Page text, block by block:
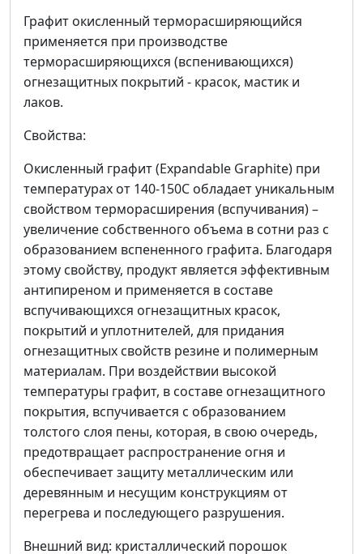
Графит окисленный терморасширяющийся
применяется при производстве
терморасширяющихся (вспенивающихся)
огнезащитных покрытий - красок, мастик и
лаков.
Свойства:
Окисленный графит (Expandable Graphite) при
температурах от 140-150С обладает уникальным
свойством терморасширения (вспучивания) –
увеличение собственного объема в сотни раз с
образованием вспененного графита. Благодаря
этому свойству, продукт является эффективным
антипиреном и применяется в составе
вспучивающихся огнезащитных красок,
покрытий и уплотнителей, для придания
огнезащитных свойств резине и полимерным
материалам. При воздействии высокой
температуры графит, в составе огнезащитного
покрытия, вспучивается с образованием
толстого слоя пены, которая, в свою очередь,
предотвращает распространение огня и
обеспечивает защиту металлическим или
деревянным и несущим конструкциям от
перегрева и последующего разрушения.
Внешний вид: кристаллический порошок